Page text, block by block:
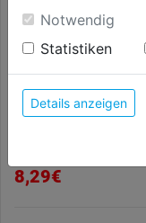
Glättekelle
8,29€
Einwilligung
unter anderem
Durch Klick auf
der Verwendung
anzeigen"
Konfigurieren"
du zulassen
Weitere
Notwendig
Statistiken
Details anzeigen